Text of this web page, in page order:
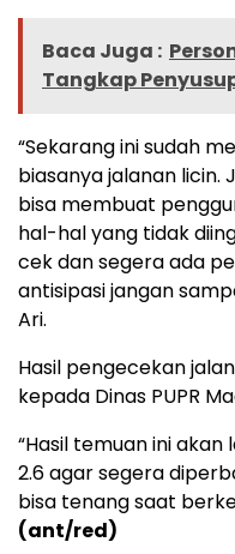
Baca Juga :
Tangkap
“Sekarang ini sudah
biasanya jalanan licin.
bisa membuat
hal-hal yang tidak
cek dan segera ada
antisipasi jangan
Ari.
Hasil pengecekan
kepada Dinas PUPR
“Hasil temuan ini
2.6 agar segera
bisa tenang saat
(ant/red)